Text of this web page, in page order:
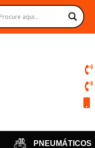
PNEUMÁTICOS